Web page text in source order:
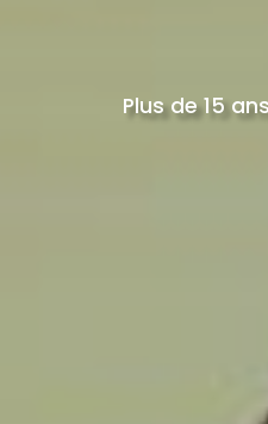
Plus de 15